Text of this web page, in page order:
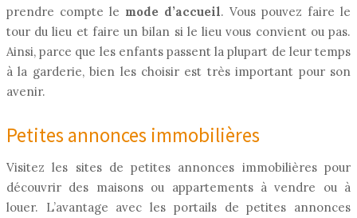
prendre compte le mode d’accueil. Vous pouvez faire le
tour du lieu et faire un bilan si le lieu vous convient ou pas.
Ainsi, parce que les enfants passent la plupart de leur temps
à la garderie, bien les choisir est très important pour son
avenir.
Petites annonces immobilières
Visitez les sites de petites annonces immobilières pour
découvrir des maisons ou appartements à vendre ou à
louer. L’avantage avec les portails de petites annonces